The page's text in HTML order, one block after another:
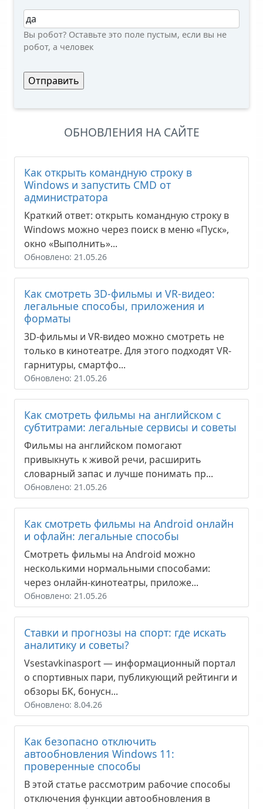
Вы робот?
Вы робот? Оставьте это поле пустым, если вы не
робот, а человек
ОБНОВЛЕНИЯ НА САЙТЕ
Как открыть командную строку в
Windows и запустить CMD от
администратора
Краткий ответ: открыть командную строку в
Windows можно через поиск в меню «Пуск»,
окно «Выполнить»...
Обновлено: 21.05.26
Как смотреть 3D-фильмы и VR-видео:
легальные способы, приложения и
форматы
3D-фильмы и VR-видео можно смотреть не
только в кинотеатре. Для этого подходят VR-
гарнитуры, смартфо...
Обновлено: 21.05.26
Как смотреть фильмы на английском с
субтитрами: легальные сервисы и советы
Фильмы на английском помогают
привыкнуть к живой речи, расширить
словарный запас и лучше понимать пр...
Обновлено: 21.05.26
Как смотреть фильмы на Android онлайн
и офлайн: легальные способы
Смотреть фильмы на Android можно
несколькими нормальными способами:
через онлайн-кинотеатры, приложе...
Обновлено: 21.05.26
Ставки и прогнозы на спорт: где искать
аналитику и советы?
Vsestavkinasport — информационный портал
о спортивных пари, публикующий рейтинги и
обзоры БК, бонусн...
Обновлено: 8.04.26
Как безопасно отключить
автообновления Windows 11:
проверенные способы
В этой статье рассмотрим рабочие способы
отключения функции автообновления в